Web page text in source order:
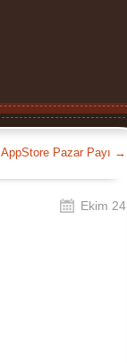
AppStore Pazar Payı →
Ekim 24